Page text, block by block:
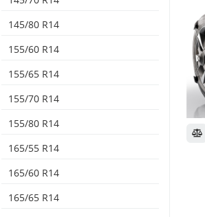
145/80 R14
155/60 R14
155/65 R14
155/70 R14
155/80 R14
165/55 R14
165/60 R14
165/65 R14